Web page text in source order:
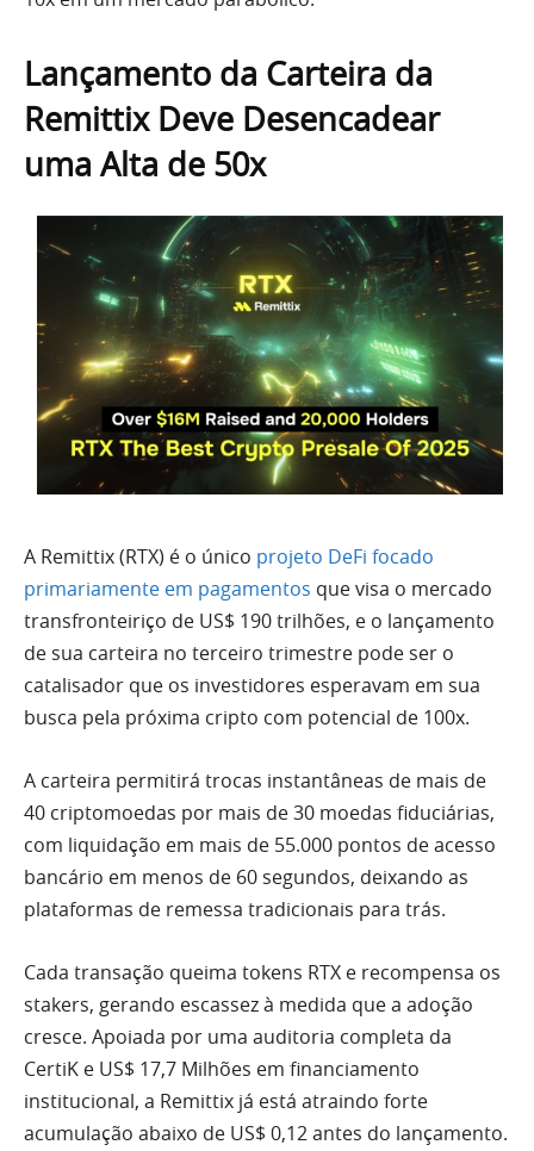
Lançamento da Carteira da
Remittix Deve Desencadear
uma Alta de 50x
A Remittix (RTX) é o único projeto DeFi focado
primariamente em pagamentos que visa o mercado
transfronteiriço de US$ 190 trilhões, e o lançamento
de sua carteira no terceiro trimestre pode ser o
catalisador que os investidores esperavam em sua
busca pela próxima cripto com potencial de 100x.
A carteira permitirá trocas instantâneas de mais de
40 criptomoedas por mais de 30 moedas fiduciárias,
com liquidação em mais de 55.000 pontos de acesso
bancário em menos de 60 segundos, deixando as
plataformas de remessa tradicionais para trás.
Cada transação queima tokens RTX e recompensa os
stakers, gerando escassez à medida que a adoção
cresce. Apoiada por uma auditoria completa da
CertiK e US$ 17,7 Milhões em financiamento
institucional, a Remittix já está atraindo forte
acumulação abaixo de US$ 0,12 antes do lançamento.